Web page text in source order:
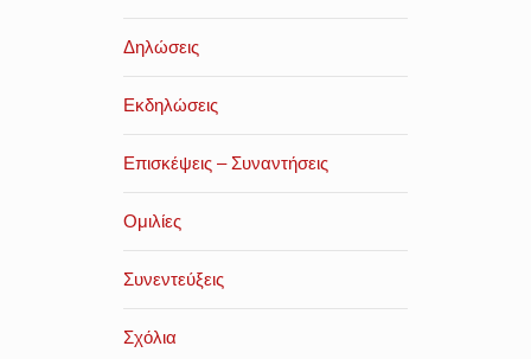
Δηλώσεις
Εκδηλώσεις
Επισκέψεις – Συναντήσεις
Ομιλίες
Συνεντεύξεις
Σχόλια